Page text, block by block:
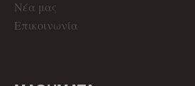
Νέα μας
Επικοινωνία